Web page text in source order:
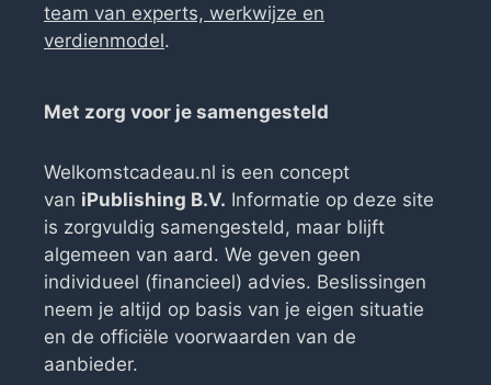
team van experts, werkwijze en
verdienmodel.
Met zorg voor je samengesteld
Welkomstcadeau.nl is een concept
van iPublishing B.V. Informatie op deze site
is zorgvuldig samengesteld, maar blijft
algemeen van aard. We geven geen
individueel (financieel) advies. Beslissingen
neem je altijd op basis van je eigen situatie
en de officiële voorwaarden van de
aanbieder.